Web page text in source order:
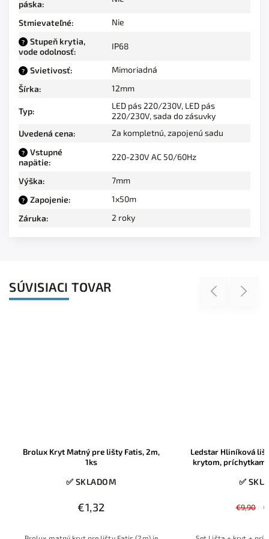
páska:
Stmievateľné: Nie
?
Stupeň krytia,
vode odolnosť:
IP68
? Svietivosť:
Mimoriadná
Šírka: 12mm
Typ:
LED pás 220/230V, LED pás
220/230V, sada do zásuvky
Uvedená cena: Za kompletnú, zapojenú sadu
?
Vstupné
napätie:
220-230V AC 50/60Hz
Výška: 7mm
? Zapojenie:
1x50m
Záruka: 2 roky
SÚVISIACI TOVAR Previous
Brolux Kryt Matný pre lišty Fatis, 2m,
1ks
✅ SKLADOM
€1,32
Ledstar Hliníková
krytom,
10mm,
✅
€9,90
Next